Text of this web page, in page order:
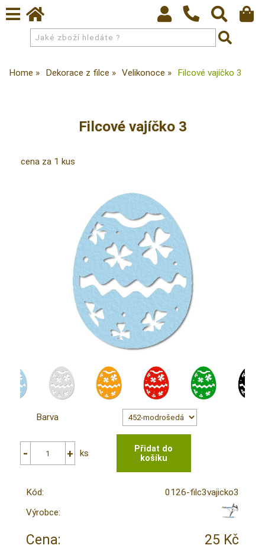
Home Dekorace z filce Velikonoce Filcové vajíčko 3
Filcové vajíčko 3
cena za 1 kus
Barva
ks
Kód:
0126-filc3vajicko3
Výrobce:
Cena: 25 Kč